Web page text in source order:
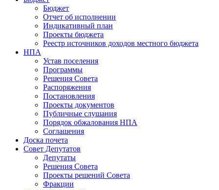
Бюджет
Отчет об исполнении
Индикативный план
Проекты бюджета
Реестр источников доходов местного бюджета
НПА
Устав поселения
Программы
Решения Совета
Распоряжения
Постановления
Проекты документов
Публичные слушания
Порядок обжалования НПА
Соглашения
Доска почета
Совет Депутатов
Депутаты
Решения Совета
Проекты решений Совета
Фракции